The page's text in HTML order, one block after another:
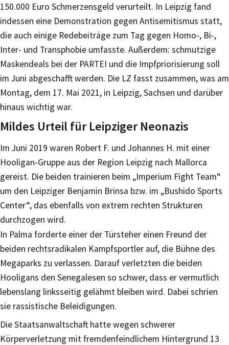
150.000 Euro Schmerzensgeld verurteilt. In Leipzig fand
indessen eine Demonstration gegen Antisemitismus statt,
die auch einige Redebeiträge zum Tag gegen Homo-, Bi-,
Inter- und Transphobie umfasste. Außerdem: schmutzige
Maskendeals bei der PARTEI und die Impfpriorisierung soll
im Juni abgeschafft werden. Die LZ fasst zusammen, was am
Montag, dem 17. Mai 2021, in Leipzig, Sachsen und darüber
hinaus wichtig war.
Mildes Urteil für Leipziger Neonazis
Im Juni 2019 waren Robert F. und Johannes H. mit einer
Hooligan-Gruppe aus der Region Leipzig nach Mallorca
gereist. Die beiden trainieren beim „Imperium Fight Team“
um den Leipziger Benjamin Brinsa bzw. im „Bushido Sports
Center“, das ebenfalls von extrem rechten Strukturen
durchzogen wird.
In Palma forderte einer der Türsteher einen Freund der
beiden rechtsradikalen Kampfsportler auf, die Bühne des
Megaparks zu verlassen. Darauf verletzten die beiden
Hooligans den Senegalesen so schwer, dass er vermutlich
lebenslang linksseitig gelähmt bleiben wird. Dabei schrien
sie rassistische Beleidigungen.
Die Staatsanwaltschaft hatte wegen schwerer
Körperverletzung mit fremdenfeindlichem Hintergrund 13